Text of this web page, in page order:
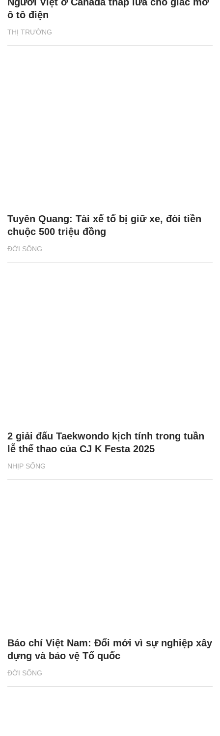
THỊ TRƯỜNG
ô tô điện
ĐỜI SỐNG
Tuyên Quang: Tài xế tố bị giữ xe, đòi tiền
chuộc 500 triệu đồng
NHỊP SỐNG
2 giải đấu Taekwondo kịch tính trong tuần
lễ thể thao của CJ K Festa 2025
ĐỜI SỐNG
Báo chí Việt Nam: Đổi mới vì sự nghiệp xây
dựng và bảo vệ Tổ quốc